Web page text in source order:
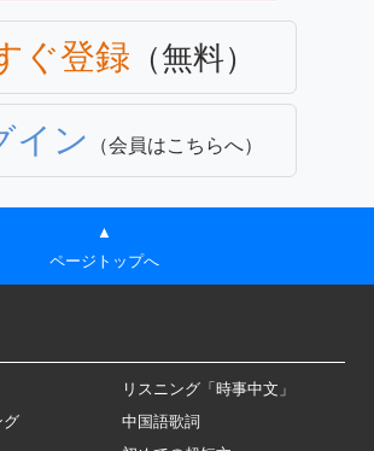
ぐ登録 （無料）
イン （会員はこちらへ）
▲
ページトップへ
リスニング「時事中文」
グ
中国語歌詞